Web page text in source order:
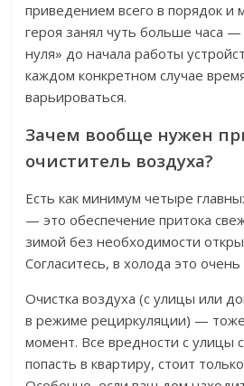
приведением всего в порядок и
героя занял чуть больше часа —
нуля» до начала работы
каждом конкретном случае
варьироваться.
Зачем вообще нужен
очиститель воздуха?
Есть как минимум четыре
— это обеспечение притока
зимой без необходимости
Согласитесь, в холода это
Очистка воздуха (с улицы или
в режиме рециркуляции) —
момент. Все вредности с улицы
попасть в квартиру, стоит